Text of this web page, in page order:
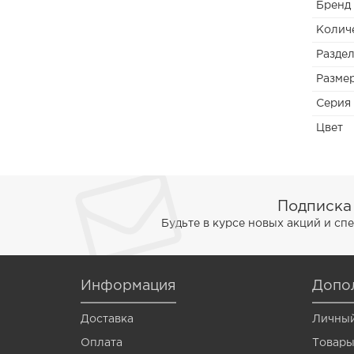
Minoga
Nexus
Parazit
Бренд
Раздел
Серия
Цвет
Будьте в курсе новых акций и
Информация
Доставка
Оплата